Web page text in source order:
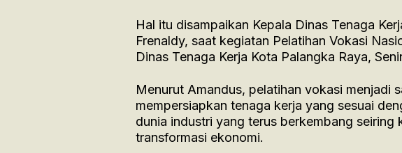
Hal itu disampaikan Kepala Dinas Tenaga
Frenaldy, saat kegiatan Pelatihan Vokasi
Dinas Tenaga Kerja Kota Palangka Raya,
Menurut Amandus, pelatihan vokasi menjadi
mempersiapkan tenaga kerja yang sesuai
dunia industri yang terus berkembang seiring
transformasi ekonomi.